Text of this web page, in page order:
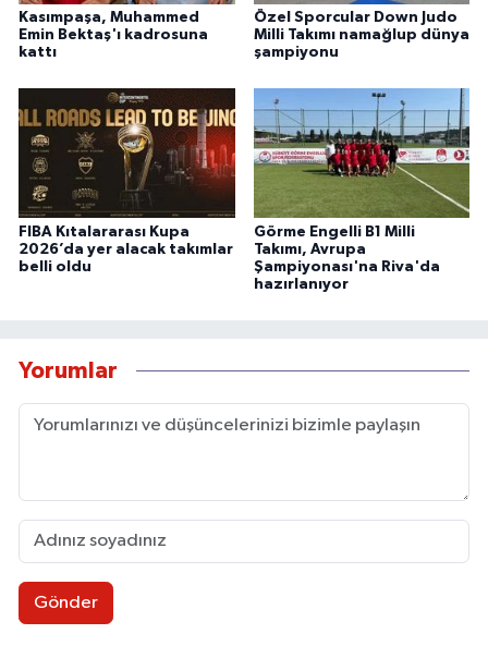
Kasımpaşa, Muhammed
Emin Bektaş'ı kadrosuna
kattı
Özel Sporcular Down Judo
Milli Takımı namağlup dünya
şampiyonu
FIBA Kıtalararası Kupa
2026’da yer alacak takımlar
belli oldu
Görme Engelli B1 Milli
Takımı, Avrupa
Şampiyonası'na Riva'da
hazırlanıyor
Yorumlar
Gönder